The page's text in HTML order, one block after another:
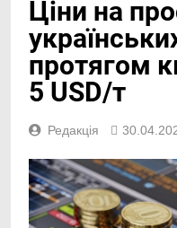
Ціни на
протягом
5 USD/т
Редакція